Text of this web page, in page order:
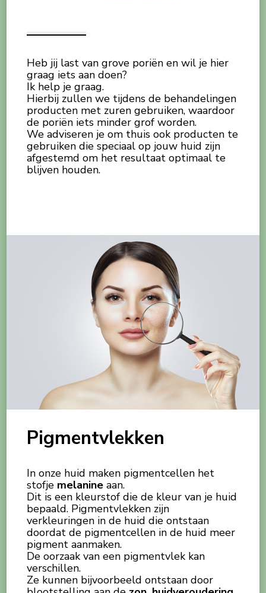
Heb jij last van grove poriën en wil je hier
graag iets aan doen?
Ik help je graag.
Hierbij zullen we tijdens de behandelingen
producten met zuren gebruiken, waardoor
de poriën iets minder grof worden.
We adviseren je om thuis ook producten te
gebruiken die speciaal op jouw huid zijn
afgestemd om het resultaat optimaal te
blijven houden.
Pigmentvlekken
In onze huid maken pigmentcellen het
stofje melanine aan.
Dit is een kleurstof die de kleur van je huid
bepaald. Pigmentvlekken zijn
verkleuringen in de huid die ontstaan
doordat de pigmentcellen in de huid meer
pigment aanmaken.
De oorzaak van een pigmentvlek kan
verschillen.
Ze kunnen bijvoorbeeld ontstaan door